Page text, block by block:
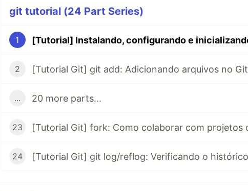
git tutorial (24 Part Series)
1
2 [Tutorial Git] git add: Adicionando arquivos no Git
... 20 more parts...
23
24